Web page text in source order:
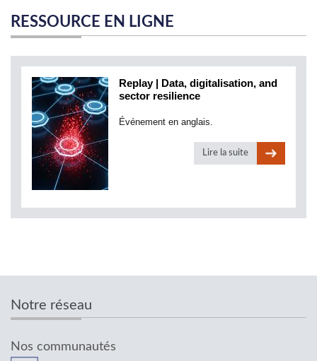
RESSOURCE EN LIGNE
Replay | Data, digitalisation, and
sector resilience
Événement en anglais.
Lire la suite
Notre réseau
Nos communautés